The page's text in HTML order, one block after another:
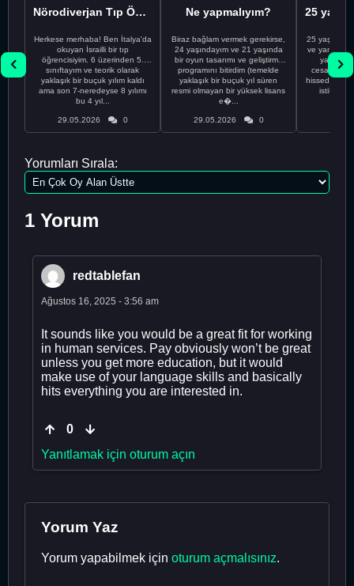
Nörodiverjan Tıp Öğrencisi Yeni Bir Yol Arıyor
Herkese merhaba! Ben İtalya'da
okuyan İsrailli bir tıp
öğrencisiyim. 6 üzerinden 5.
sınıftayım ve teorik olarak
yaklaşık bir buçuk yılım kaldı
ama son 7-neredeyse 8 yılımı
bu 4 yıl...
29.05.2026 0
Ne yapmalıyım?
Biraz bağlam vermek gerekirse,
24 yaşındayım ve 21 yaşında
bir oyun tasarımı ve geliştirme
programını bitirdim (temelde
yaklaşık bir buçuk yıl süren
resmi olmayan bir yüksek lisans
e�...
29.05.2026 0
25
ve yanlış
cesaretimin
Yorumları Sırala:
1 Yorum
redtablefan
Ağustos 16, 2025 - 3:56 am
It sounds like you would be a great fit for working
in human services. Pay obviously won’t be great
unless you get more education, but it would
make use of your language skills and basically
hits everything you are interested in.
0
Yanıtlamak için oturum açın
Yorum Yaz
Yorum yapabilmek için oturum açmalısınız.